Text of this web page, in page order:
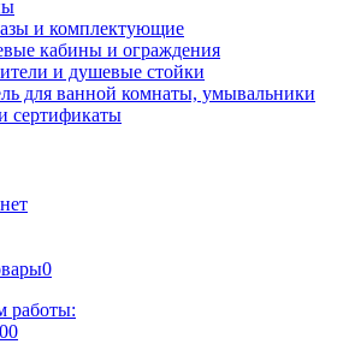
и комплектующие
кабины и ограждения
и душевые стойки
для ванной комнаты, умывальники
сертификаты
0
работы: